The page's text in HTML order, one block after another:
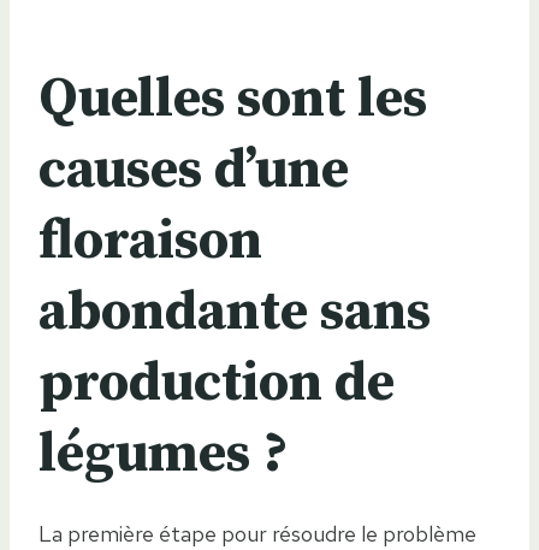
Quelles sont les
causes d’une
floraison
abondante sans
production de
légumes ?
La première étape pour résoudre le problème